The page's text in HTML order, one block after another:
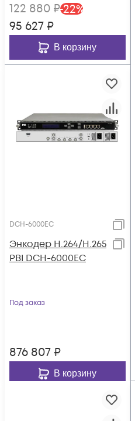
122 880 ₽-22%
95 627 ₽
В корзину
DCH-6000EC
Энкодер H.264/H.265
PBI DCH-6000EC
Под заказ
876 807 ₽
В корзину